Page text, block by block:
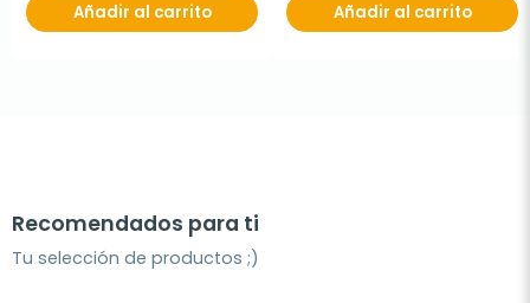
Añadir al carrito Añadir al carrito
Recomendados para ti
Tu selección de productos ;)